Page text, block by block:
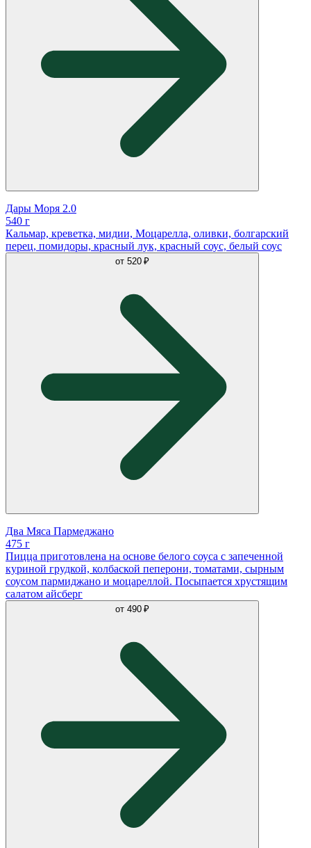
Дары Моря 2.0
540 г
Кальмар, креветка, мидии, Моцарелла, оливки, болгарский
перец, помидоры, красный лук, красный соус, белый соус
от 520 ₽
Два Мяса Пармеджано
475 г
Пицца приготовлена на основе белого соуса с запеченной
куриной грудкой, колбаской пеперони, томатами, сырным
соусом пармиджано и моцареллой. Посыпается хрустящим
салатом айсберг
от 490 ₽